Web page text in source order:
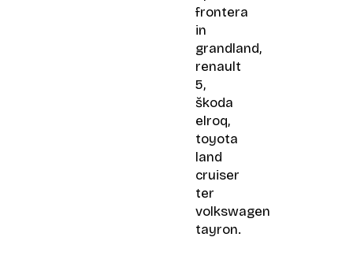
frontera
in
grandland,
renault
5,
škoda
elroq,
toyota
land
cruiser
ter
volkswagen
tayron.